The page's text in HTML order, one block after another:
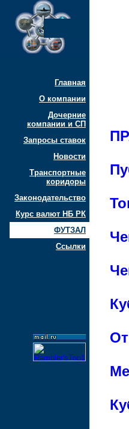
Главная
О компании
Дочерние
компании и СП
Запросы ставок
Новости
Транспортные
коридоры
Законодательство
Курс валют НБ РК
ФУТЗАЛ
Ссылки